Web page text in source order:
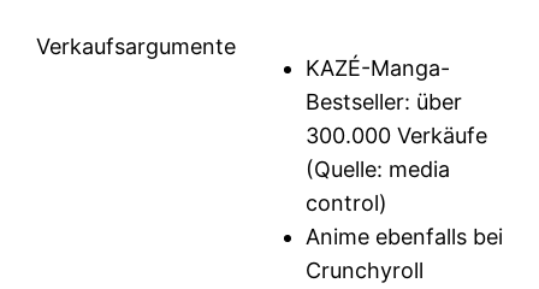
Verkaufsargumente
KAZÉ-Manga-
Bestseller: über
300.000 Verkäufe
(Quelle: media
control)
Anime ebenfalls bei
Crunchyroll